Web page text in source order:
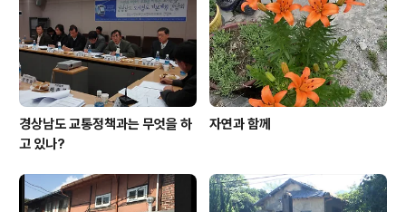
경상남도 교통정책과는 무엇을 하
고 있나?
자연과 함께